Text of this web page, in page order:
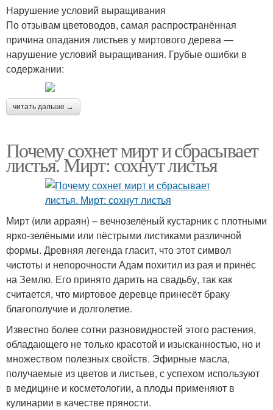
Нарушение условий выращивания
По отзывам цветоводов, самая распространённая
причина опадания листьев у миртового дерева —
нарушение условий выращивания. Грубые ошибки в
содержании:
читать дальше →
Почему сохнет мирт и сбрасывает
листья. Мирт: сохнут листья
Мирт (или арраян) – вечнозелёный кустарник с плотными
ярко-зелёными или пёстрыми листиками различной
формы. Древняя легенда гласит, что этот символ
чистоты и непорочности Адам похитил из рая и принёс
на Землю. Его принято дарить на свадьбу, так как
считается, что миртовое деревце принесёт браку
благополучие и долголетие.
Известно более сотни разновидностей этого растения,
обладающего не только красотой и изысканностью, но и
множеством полезных свойств. Эфирные масла,
получаемые из цветов и листьев, с успехом используют
в медицине и косметологии, а плоды применяют в
кулинарии в качестве пряности.